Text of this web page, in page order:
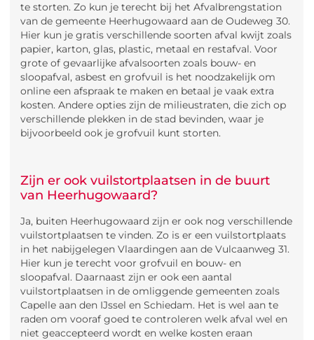
te storten. Zo kun je terecht bij het Afvalbrengstation
van de gemeente Heerhugowaard aan de Oudeweg 30.
Hier kun je gratis verschillende soorten afval kwijt zoals
papier, karton, glas, plastic, metaal en restafval. Voor
grote of gevaarlijke afvalsoorten zoals bouw- en
sloopafval, asbest en grofvuil is het noodzakelijk om
online een afspraak te maken en betaal je vaak extra
kosten. Andere opties zijn de milieustraten, die zich op
verschillende plekken in de stad bevinden, waar je
bijvoorbeeld ook je grofvuil kunt storten.
Zijn er ook vuilstortplaatsen in de buurt
van Heerhugowaard?
Ja, buiten Heerhugowaard zijn er ook nog verschillende
vuilstortplaatsen te vinden. Zo is er een vuilstortplaats
in het nabijgelegen Vlaardingen aan de Vulcaanweg 31.
Hier kun je terecht voor grofvuil en bouw- en
sloopafval. Daarnaast zijn er ook een aantal
vuilstortplaatsen in de omliggende gemeenten zoals
Capelle aan den IJssel en Schiedam. Het is wel aan te
raden om vooraf goed te controleren welk afval wel en
niet geaccepteerd wordt en welke kosten eraan